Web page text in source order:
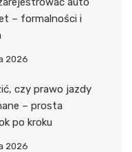
– formalności i
2026
czy prawo jazdy
– prosta
po kroku
2026